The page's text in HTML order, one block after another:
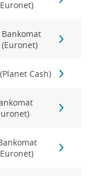
Bankomat
(Euronet)
Cash)